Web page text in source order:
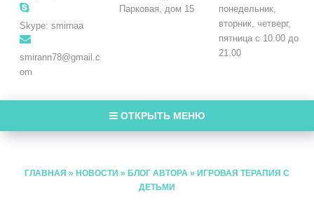
понедельник,
вторник, четверг,
пятница с 10.00 до
21.00
Парковая, дом 15
Skype: smirnaa
smirann78@gmail.c
om
ОТКРЫТЬ МЕНЮ
ГЛАВНАЯ » НОВОСТИ » БЛОГ АВТОРА » ИГРОВАЯ ТЕРАПИЯ С
ДЕТЬМИ